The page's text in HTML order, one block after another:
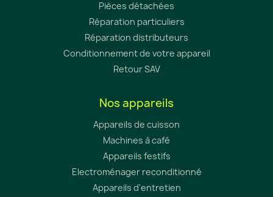
Pièces détachées
Réparation particuliers
Réparation distributeurs
Conditionnement de votre appareil
Retour SAV
Nos appareils
Appareils de cuisson
Machines à café
Appareils festifs
Electroménager reconditionné
Appareils d'entretien